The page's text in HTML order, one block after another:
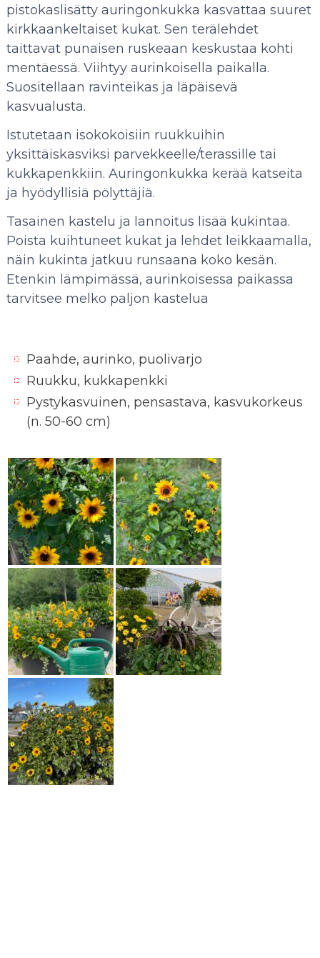
pistokaslisätty auringonkukka kasvattaa suuret
kirkkaankeltaiset kukat. Sen terälehdet
taittavat punaisen ruskeaan keskustaa kohti
mentäessä. Viihtyy aurinkoisella paikalla.
Suositellaan ravinteikas ja läpäisevä
kasvualusta.
Istutetaan isokokoisiin ruukkuihin
yksittäiskasviksi parvekkeelle/terassille tai
kukkapenkkiin. Auringonkukka kerää katseita
ja hyödyllisiä pölyttäjiä.
Tasainen kastelu ja lannoitus lisää kukintaa.
Poista kuihtuneet kukat ja lehdet leikkaamalla,
näin kukinta jatkuu runsaana koko kesän.
Etenkin lämpimässä, aurinkoisessa paikassa
tarvitsee melko paljon kastelua
Paahde, aurinko, puolivarjo
Ruukku, kukkapenkki
Pystykasvuinen, pensastava, kasvukorkeus
(n. 50-60 cm)